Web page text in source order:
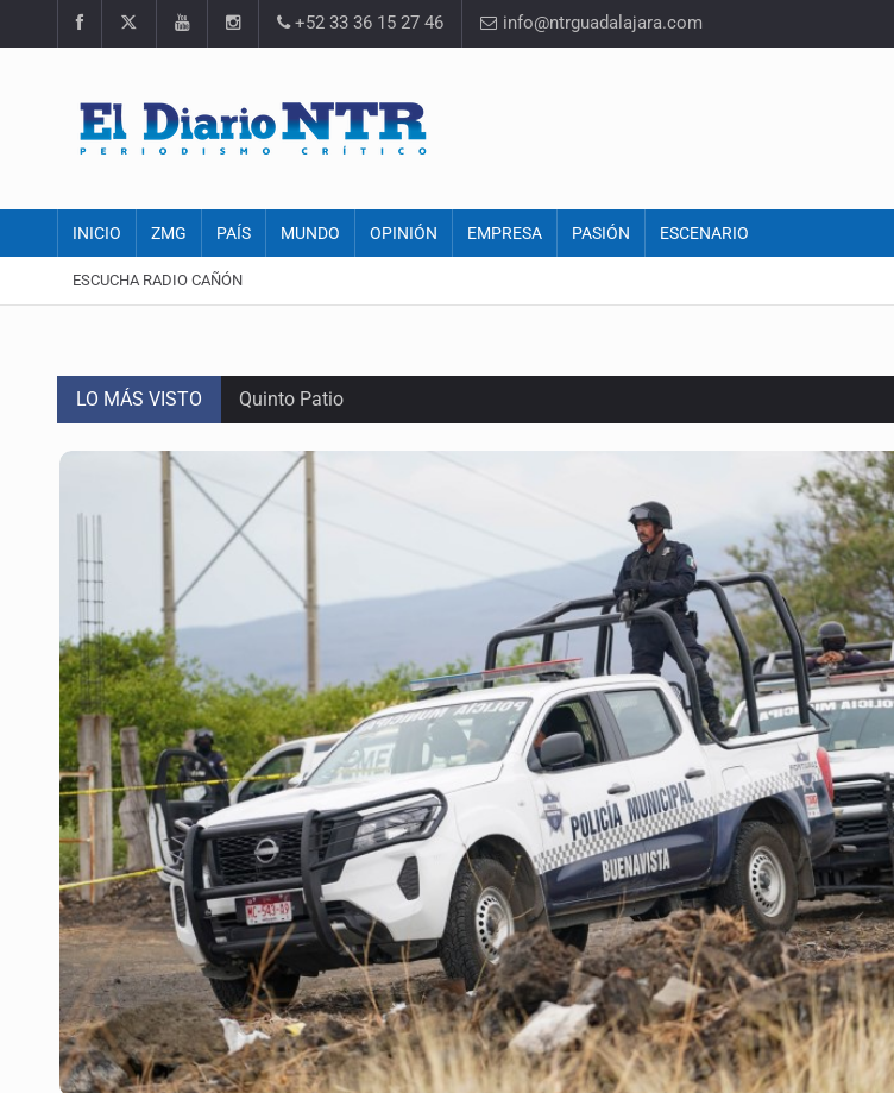
+52 33 36 15 27 46 info@ntrguadalajara.com
INICIO ZMG PAÍS MUNDO OPINIÓN EMPRESA PASIÓN ESCENARIO
ESCUCHA RADIO CAÑÓN
LO MÁS VISTO Quinto Patio
Se recuperan ya de ciclosporiasis
SCJN ordena al Congreso de Jalisco eliminar la adopción simple
Fiscalía exhuma 126 cuerpos de 32 fosas
Al archivo la mitad de quejas contra el Siapa
Ya hay solicitud de audiencia de imputación en caso Eli Castro
Vecinos acusan retiro de árboles; Ijalvi niega tala
Buscan mantener tradiciones con Feria Corazón de Artesano
Apoyarán a mujeres con cáncer con 40 mdp
UdeG convierte residuos de agave en biotextil